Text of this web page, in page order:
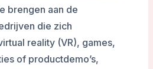
brengen aan de
die zich
reality (VR), games,
of productdemo’s,